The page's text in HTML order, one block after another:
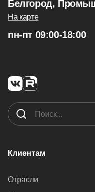
Белгород,
На карте
пн-пт 09:00-18:00
Клиентам
Отрасли